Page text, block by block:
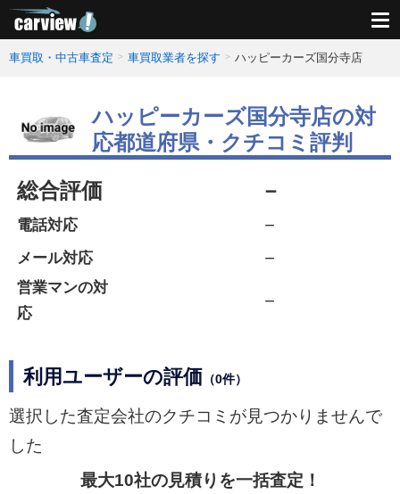
車買取・中古車査定 車買取業者を探す ハッピーカーズ国分寺店
ハッピーカーズ国分寺店の対
応都道府県・クチコミ評判
総合評価 －
電話対応 －
メール対応 －
営業マンの対
応
－
利用ユーザーの評価 （0件）
選択した査定会社のクチコミが見つかりませんで
した
最大10社の見積りを一括査定！